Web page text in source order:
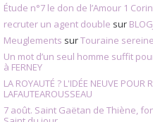
Étude n°7 le don de l’Amour 1
recruter un agent double sur
Meuglements surTouraine sereine
Un mot d’un seul homme suffit
à FERNEY
LA ROYAUTÉ ? L'IDÉE NEUVE POUR
LAFAUTEAROUSSEAU
7 août. Saint Gaëtan de Thiène,